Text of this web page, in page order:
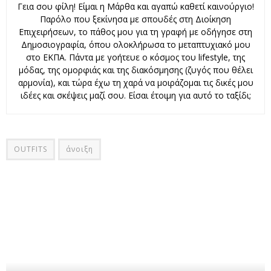
Γεια σου φίλη! Είμαι η Μάρθα και αγαπώ καθετί καινούργιο!
Παρόλο που ξεκίνησα με σπουδές στη Διοίκηση
Επιχειρήσεων, το πάθος μου για τη γραφή με οδήγησε στη
Δημοσιογραφία, όπου ολοκλήρωσα το μεταπτυχιακό μου
στο ΕΚΠΑ. Πάντα με γοήτευε ο κόσμος του lifestyle, της
μόδας, της ομορφιάς και της διακόσμησης (ζυγός που θέλει
αρμονία), και τώρα έχω τη χαρά να μοιράζομαι τις δικές μου
ιδέες και σκέψεις μαζί σου. Είσαι έτοιμη για αυτό το ταξίδι;
OUTFITS άνοιξη